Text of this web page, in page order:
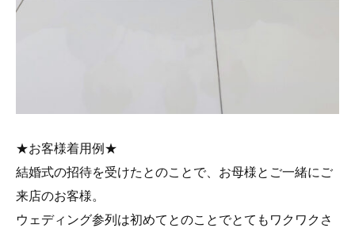
★お客様着用例★
結婚式の招待を受けたとのことで、お母様とご一緒にご
来店のお客様。
ウェディング参列は初めてとのことでとてもワクワクさ